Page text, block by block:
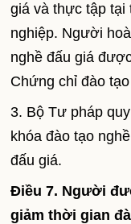
giá và thực tập tại
nghiệp. Người
nghề đấu giá
Chứng chỉ đào
3. Bộ Tư pháp
khóa đào tạo
đấu giá.
Điều 7. Người
giảm thời gian